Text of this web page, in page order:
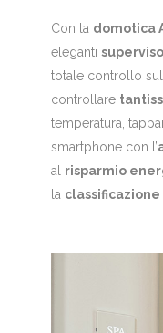
Con la domotica
eleganti
totale controllo
controllare
temperatura,
smartphone con l’
al risparmio
la